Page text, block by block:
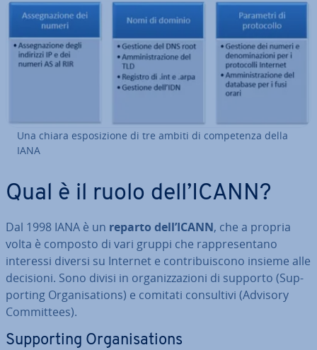
Una chiara espo­si­zio­ne di tre ambiti di com­pe­ten­za della
IANA
Qual è il ruolo dell’ICANN?
Dal 1998 IANA è un reparto dell’ICANN, che a propria
volta è composto di vari gruppi che rap­pre­sen­ta­no
interessi diversi su Internet e con­tri­bui­sco­no insieme alle
decisioni. Sono divisi in or­ga­niz­za­zio­ni di supporto (Sup­
por­ting Or­ga­ni­sa­tions) e comitati con­sul­ti­vi (Advisory
Com­mit­tees).
Sup­por­ting Or­ga­ni­sa­tions